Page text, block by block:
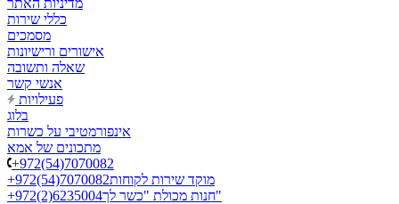
מדיניות האתר
כללי שירות
מסמכים
אישורים ורישיונות
שאלה ותשובה
אנשי קשר
פעילויות
בלוג
אינפורמטיבי על כשרות
מתכונים של אמא
+972(54)7070082
+972(54)7070082מוקד שירות לקוחות
+972(2)6235004
חנות מכולת "כשר לך"